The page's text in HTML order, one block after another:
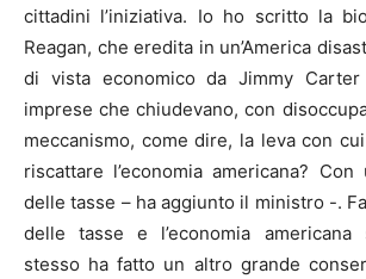
cittadini l’iniziativa. Io ho scritto la
Reagan, che eredita in un’America
di vista economico da Jimmy
imprese che chiudevano, con
meccanismo, come dire, la leva con
riscattare l’economia americana?
delle tasse – ha aggiunto il ministro -.
delle tasse e l’economia
stesso ha fatto un altro grande